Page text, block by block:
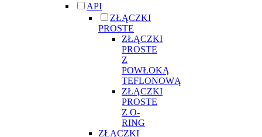
API
ZŁĄCZKI
PROSTE
ZŁĄCZKI
PROSTE
Z
POWŁOKĄ
TEFLONOWĄ
ZŁĄCZKI
PROSTE
Z O-
RING
ZŁĄCZKI